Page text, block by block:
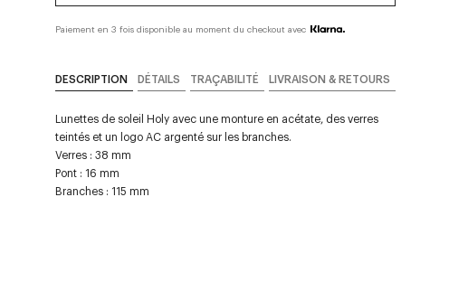
Paiement en 3 fois disponible au moment du checkout avec
DESCRIPTION DÉTAILS TRAÇABILITÉ LIVRAISON & RETOURS
Lunettes de soleil Holy avec une monture en acétate, des verres
teintés et un logo AC argenté sur les branches.
Verres : 38 mm
Pont : 16 mm
Branches : 115 mm